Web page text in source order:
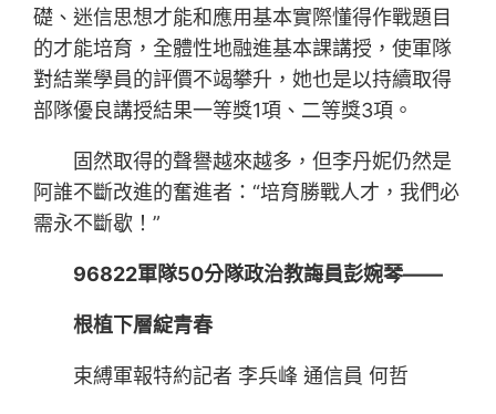
礎、迷信思想才能和應用基本實際懂得作戰題目
的才能培育，全體性地融進基本課講授，使軍隊
對結業學員的評價不竭攀升，她也是以持續取得
部隊優良講授結果一等獎1項、二等獎3項。
固然取得的聲譽越來越多，但李丹妮仍然是
阿誰不斷改進的奮進者：“培育勝戰人才，我們必
需永不斷歇！”
96822軍隊50分隊政治教誨員彭婉琴——
根植下層綻青春
束縛軍報特約記者 李兵峰 通信員 何哲